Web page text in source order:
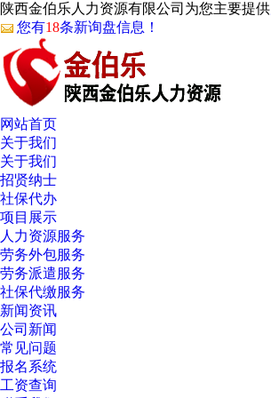
陕西金伯乐人力资源有限公司为您主要提供
您有18条新询盘信息！
网站首页
关于我们
关于我们
招贤纳士
社保代办
项目展示
人力资源服务
劳务外包服务
劳务派遣服务
社保代缴服务
新闻资讯
公司新闻
常见问题
报名系统
工资查询